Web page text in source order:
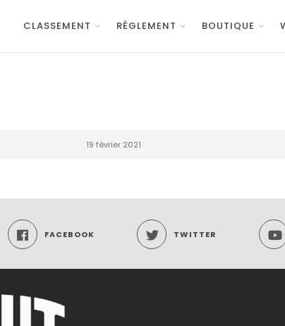
CLASSEMENT RÈGLEMENT BOUTIQUE
19 février 2021
FACEBOOK TWITTER